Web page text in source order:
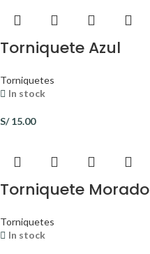
Torniquete Azul
Torniquetes
In stock
S/15.00
Torniquete Morado
Torniquetes
In stock